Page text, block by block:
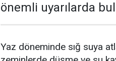
önemli uyarılarda
Yaz döneminde sığ suya